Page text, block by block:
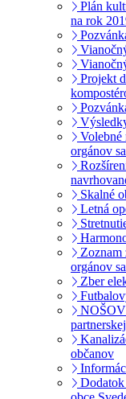
Plán
na rok
Projekt
Volebné
orgánov
Skalné
Letná
orgánov
Zber
občanov